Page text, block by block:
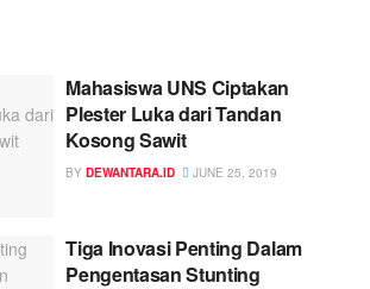
Mahasiswa UNS Ciptakan
Plester Luka dari Tandan
Kosong Sawit
BY DEWANTARA.ID JUNE 25, 2019
Tiga Inovasi Penting Dalam
Pengentasan Stunting